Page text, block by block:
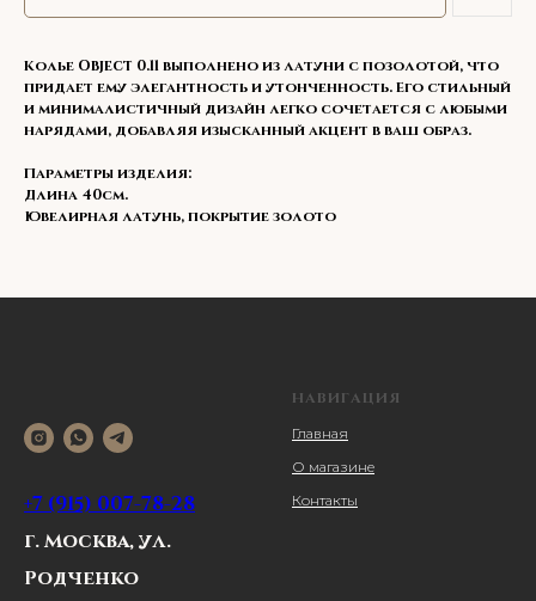
Колье Object 0.11 выполнено из латуни с позолотой, что
придает ему элегантность и утонченность. Его стильный
и минималистичный дизайн легко сочетается с любыми
нарядами, добавляя изысканный акцент в ваш образ.
Параметры изделия:
Длина 40см.
Ювелирная латунь, покрытие золото
+7 (915) 007-78-28
г. Москва, ул.
Родченко
НАВИГАЦИЯ
Главная
О магазине
Контакты